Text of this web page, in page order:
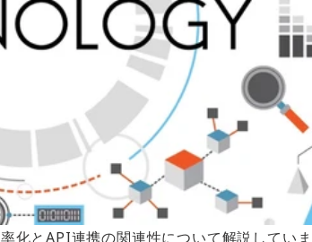
化とAPI連携の関連性について解説していま